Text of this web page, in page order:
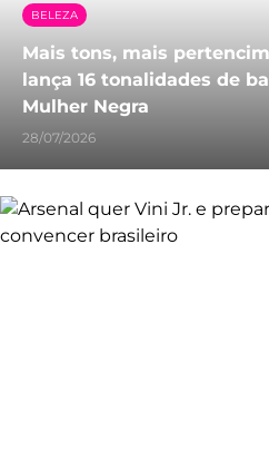
BELEZA
Mais tons, mais
lança 16 tonalidades de
Mulher Negra
28/07/2026